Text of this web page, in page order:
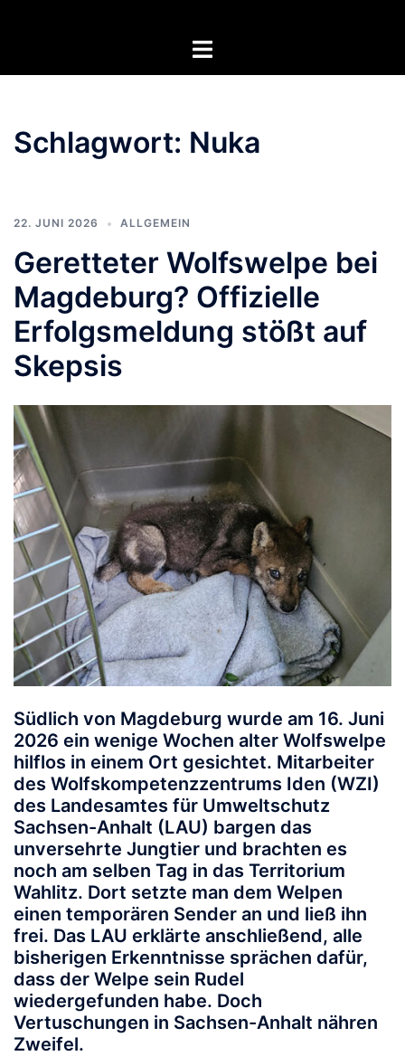
Menü
Schlagwort: Nuka
22. JUNI 2026 ALLGEMEIN
Geretteter Wolfswelpe bei
Magdeburg? Offizielle
Erfolgsmeldung stößt auf
Skepsis
Südlich von Magdeburg wurde am 16. Juni
2026 ein wenige Wochen alter Wolfswelpe
hilflos in einem Ort gesichtet. Mitarbeiter
des Wolfskompetenzzentrums Iden (WZI)
des Landesamtes für Umweltschutz
Sachsen-Anhalt (LAU) bargen das
unversehrte Jungtier und brachten es
noch am selben Tag in das Territorium
Wahlitz. Dort setzte man dem Welpen
einen temporären Sender an und ließ ihn
frei. Das LAU erklärte anschließend, alle
bisherigen Erkenntnisse sprächen dafür,
dass der Welpe sein Rudel
wiedergefunden habe. Doch
Vertuschungen in Sachsen-Anhalt nähren
Zweifel.